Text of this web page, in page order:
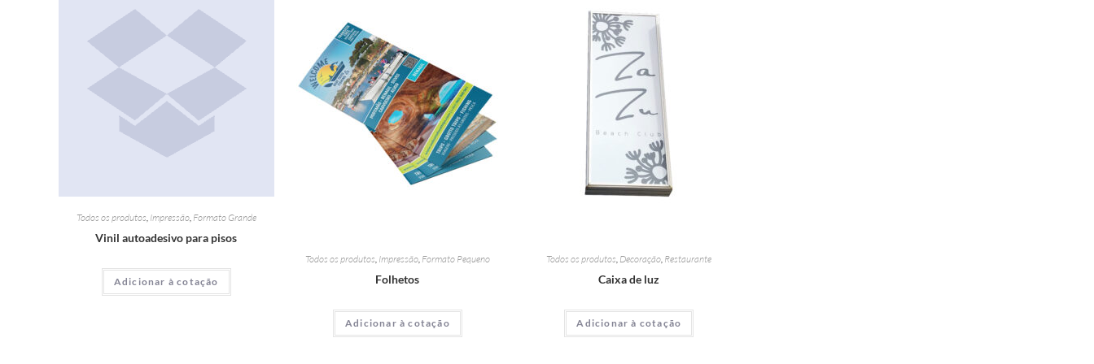
Todos os produtos, Impressão, Formato Grande
Vinil autoadesivo para pisos
Adicionar à cotação
Todos os produtos, Impressão, Formato Pequeno
Folhetos
Adicionar à cotação
Todos os produtos, Decoração, Restaurante
Caixa de luz
Adicionar à cotação